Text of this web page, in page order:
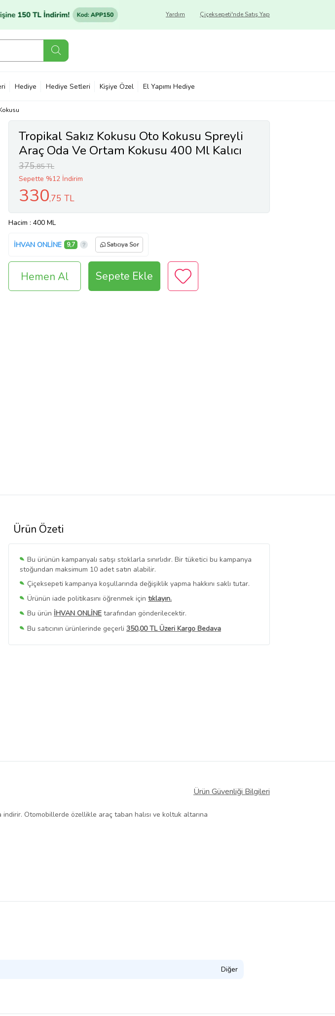
Çiçeksepeti'nde Satış Yap
Yardım
Hediye Hediye Setleri Kişiye Özel El Yapımı Hediye
Tropikal Sakız Kokusu Oto Kokusu Spreyli
Araç Oda Ve Ortam Kokusu 400 Ml Kalıcı
Uzun Ömürlü
375,85 TL
Sepette %12 İndirim
330,75 TL
Hacim : 400 ML
İHVAN ONLİNE 9,7 Satıcıya Sor
Hemen Al Sepete Ekle
Ürün Özeti
Bu ürünün kampanyalı satışı stoklarla sınırlıdır. Bir tüketici bu kampanya
stoğundan maksimum 10 adet satın alabilir.
Çiçeksepeti kampanya koşullarında değişiklik yapma hakkını saklı tutar.
Ürünün iade politikasını öğrenmek için tıklayın.
Bu ürün İHVAN ONLİNE tarafından gönderilecektir.
Bu satıcının ürünlerinde geçerli 350,00 TL Üzeri Kargo Bedava
Bu SatıcınınTüm Ürünlerini Görüntüle
Ürün Güvenliği Bilgileri
Otomobillerde özellikle araç taban halısı ve koltuk altarına
Diğer